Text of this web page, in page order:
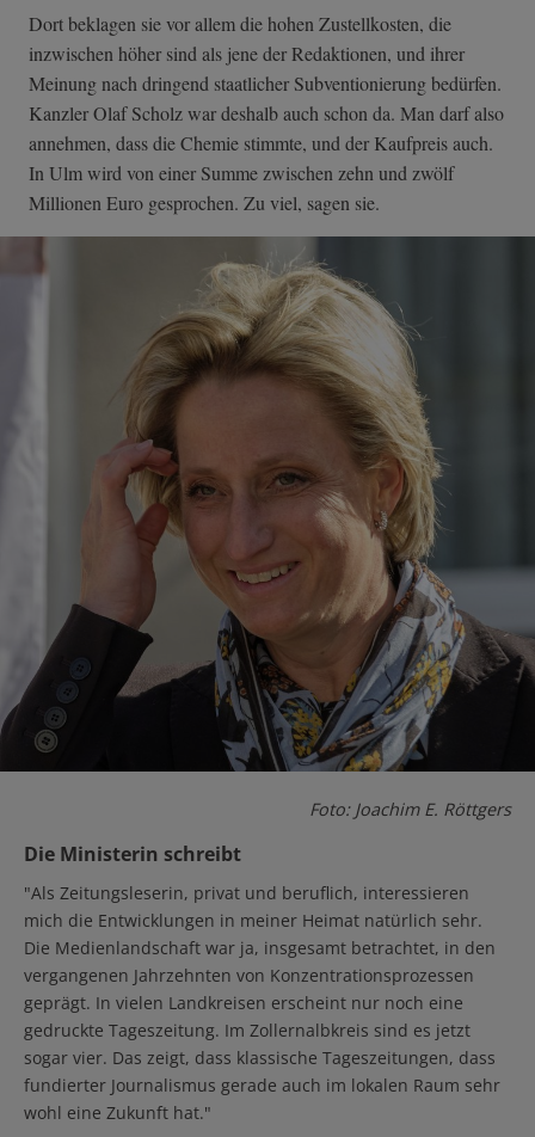
Dort beklagen sie vor allem die hohen Zustellkosten, die
inzwischen höher sind als jene der Redaktionen, und ihrer
Meinung nach dringend staatlicher Subventionierung bedürfen.
Kanzler Olaf Scholz war deshalb auch schon da. Man darf also
annehmen, dass die Chemie stimmte, und der Kaufpreis auch.
In Ulm wird von einer Summe zwischen zehn und zwölf
Millionen Euro gesprochen. Zu viel, sagen sie.
Foto: Joachim E. Röttgers
Die Ministerin schreibt
"Als Zeitungsleserin, privat und beruflich, interessieren
mich die Entwicklungen in meiner Heimat natürlich sehr.
Die Medienlandschaft war ja, insgesamt betrachtet, in den
vergangenen Jahrzehnten von Konzentrationsprozessen
geprägt. In vielen Landkreisen erscheint nur noch eine
gedruckte Tageszeitung. Im Zollernalbkreis sind es jetzt
sogar vier. Das zeigt, dass klassische Tageszeitungen, dass
fundierter Journalismus gerade auch im lokalen Raum sehr
wohl eine Zukunft hat."